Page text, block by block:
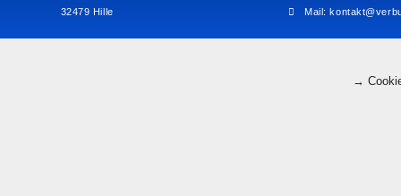
32479 Hille
Mail:
→